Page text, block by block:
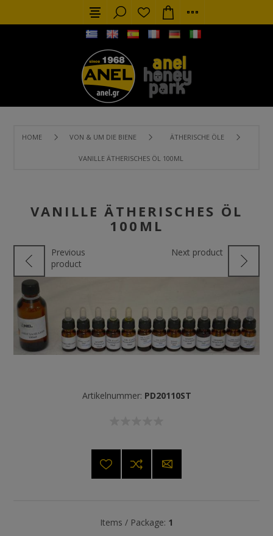
HOME VON & UM DIE BIENE ÄTHERISCHE ÖLE
VANILLE ÄTHERISCHES ÖL 100ML
VANILLE ÄTHERISCHES ÖL
100ML
Previous
product
Next product
Artikelnummer: PD20110ST
Items / Package: 1